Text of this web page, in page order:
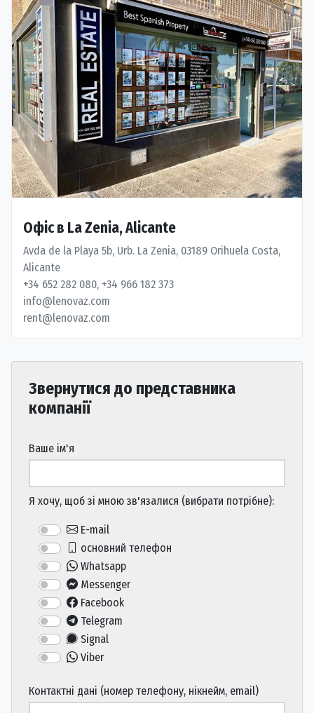
Офіс в La Zenia, Alicante
Avda de la Playa 5b, Urb. La Zenia, 03189 Orihuela Costa,
Alicante
+34 652 282 080, +34 966 182 373
info@lenovaz.com
rent@lenovaz.com
Звернутися до представника
компанії
Ваше ім'я
Я хочу, щоб зі мною зв'язалися (вибрати потрібне):
E-mail
основний телефон
Whatsapp
Messenger
Facebook
Telegram
Signal
Viber
Контактні дані (номер телефону, нікнейм, email)